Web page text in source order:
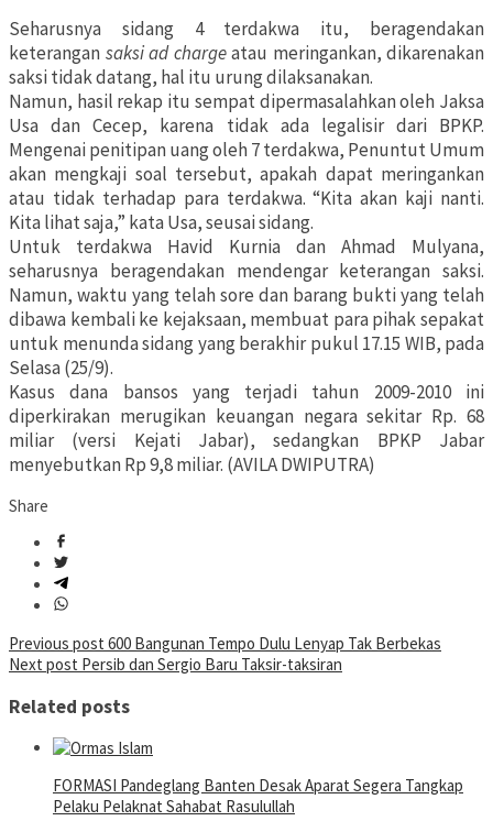
Seharusnya sidang 4 terdakwa itu, beragendakan
keterangan saksi ad chargeatau meringankan, dikarenakan
saksi tidak datang, hal itu urung dilaksanakan.
Namun, hasil rekap itu sempat dipermasalahkan oleh Jaksa
Usa dan Cecep, karena tidak ada legalisir dari BPKP.
Mengenai penitipan uang oleh 7 terdakwa, Penuntut Umum
akan mengkaji soal tersebut, apakah dapat meringankan
atau tidak terhadap para terdakwa. “Kita akan kaji nanti.
Kita lihat saja,” kata Usa, seusai sidang.
Untuk terdakwa Havid Kurnia dan Ahmad Mulyana,
seharusnya beragendakan mendengar keterangan saksi.
Namun, waktu yang telah sore dan barang bukti yang telah
dibawa kembali ke kejaksaan, membuat para pihak sepakat
untuk menunda sidang yang berakhir pukul 17.15 WIB, pada
Selasa (25/9).
Kasus dana bansos yang terjadi tahun 2009-2010 ini
diperkirakan merugikan keuangan negara sekitar Rp. 68
miliar (versi Kejati Jabar), sedangkan BPKP Jabar
menyebutkan Rp 9,8 miliar. (AVILA DWIPUTRA)
Share
Post
navigation
Previous post 600 Bangunan Tempo Dulu Lenyap Tak Berbekas
Next post Persib dan Sergio Baru Taksir-taksiran
Related posts
FORMASI Pandeglang Banten Desak Aparat Segera Tangkap
Pelaku Pelaknat Sahabat Rasulullah